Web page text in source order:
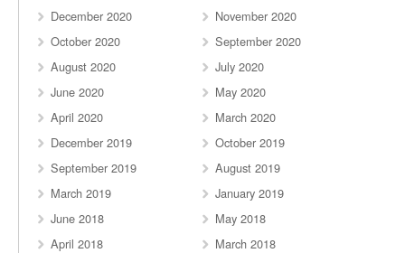
December 2020
November 2020
October 2020
September 2020
August 2020
July 2020
June 2020
May 2020
April 2020
March 2020
December 2019
October 2019
September 2019
August 2019
March 2019
January 2019
June 2018
May 2018
April 2018
March 2018